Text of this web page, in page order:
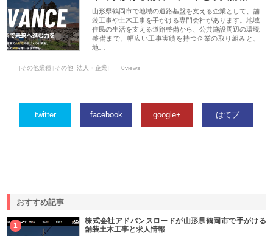
山形県鶴岡市で地域の道路基盤を支える企業として、舗
装工事や土木工事を手がける専門会社があります。地域
住民の生活を支える道路整備から、公共施設周辺の環境
整備まで、幅広い工事実績を持つ企業の取り組みと、
地…
[その他業種][その他_法人・企業] 0views
twitter facebook google+ はてブ
おすすめ記事
1
株式会社アドバンスロードが山形県鶴岡市で手がける
舗装土木工事と求人情報